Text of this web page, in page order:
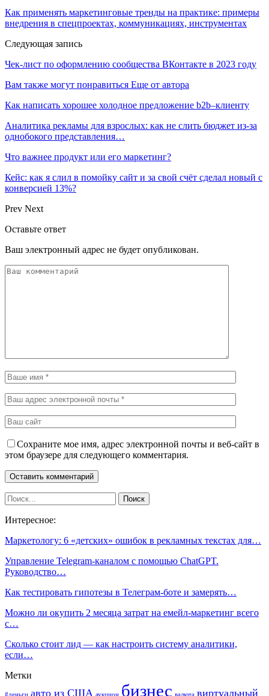
Как применять маркетинговые тренды на практике: примеры
внедрения в спецпроектах, коммуникациях, инструментах
Следующая запись
Чек-лист по оформлению сообщества ВКонтакте в 2023 году
Вам также могут понравиться Еще от автора
Как написать хорошее холодное предложение b2b–клиенту
Аналитика рекламы для взрослых: как не слить бюджет из-за
однобокого представления…
Что важнее продукт или его маркетинг?
Кейс: как я слил в помойку сайт и за свой счёт сделал новый с
конверсией 13%?
Prev Next
Оставьте ответ
Ваш электронный адрес не будет опубликован.
Сохраните мое имя, адрес электронной почты и веб-сайт в
этом браузере для следующего комментария.
Интересное:
Маркетологу: 6 «детских» ошибок в рекламных текстах для…
Управление Telegram-каналом с помощью ChatGPT.
Руководство…
Как тестировать гипотезы в Телеграм-боте и замерять…
Можно ли окупить 2 месяца затрат на емейл-маркетинг всего
с…
Сколько стоит лид — как настроить систему аналитики,
если…
Метки
#деньги авто из США аукцион бизнес валюта виртуальный